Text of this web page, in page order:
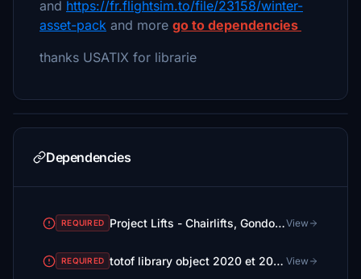
and https://fr.flightsim.to/file/23158/winter-
asset-pack and more go to dependencies
thanks USATIX for librarie
Dependencies
REQUIRED Project Lifts - Chairlifts, Gondolas and Cablecars of the entire WorldView
REQUIRED totof library object 2020 et 2024 ( 2 files) View